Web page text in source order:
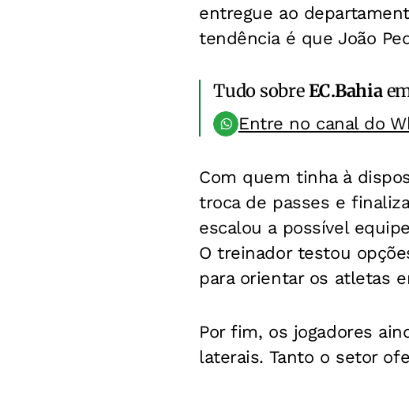
entregue ao
tendência é que João
Tudo sobreEC.Bahia
Entre no canal do
Com quem tinha à
troca de passes e
escalou a possível
O treinador testou
para orientar os atletas
Por fim, os jogadores
laterais. Tanto o setor